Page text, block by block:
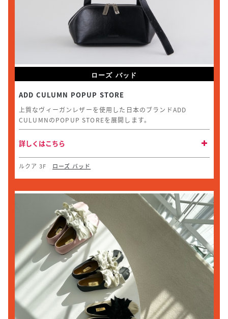
ローズ バッド
ADD CULUMN POPUP STORE
上質なヴィーガンレザーを使用した日本のブランドADD
CULUMNのPOPUP STOREを展開します。
詳しくはこちら
ルクア 3F ローズ バッド